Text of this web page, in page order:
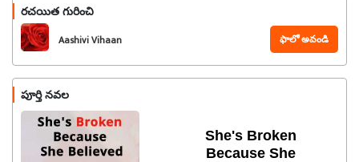
రచయిత గురించి
Aashivi Vihaan ఫాలో అవండి
పూర్తి నవల
She's Broken
Because She